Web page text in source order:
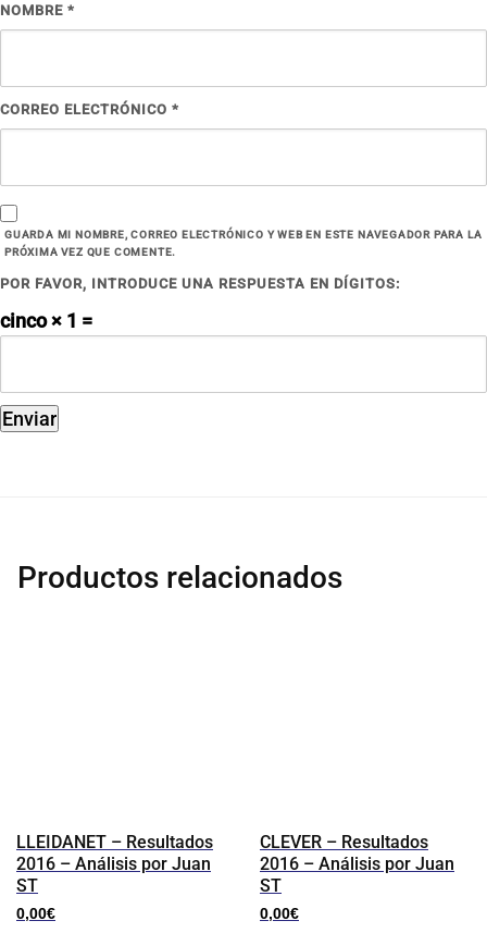
NOMBRE *
CORREO ELECTRÓNICO *
GUARDA MI NOMBRE, CORREO ELECTRÓNICO Y WEB EN ESTE NAVEGADOR PARA LA
PRÓXIMA VEZ QUE COMENTE.
POR FAVOR, INTRODUCE UNA RESPUESTA EN DÍGITOS:
cinco × 1 =
Productos relacionados
LLEIDANET – Resultados
2016 – Análisis por Juan
ST
0,00€
CLEVER – Resultados
2016 – Análisis por Juan
ST
0,00€